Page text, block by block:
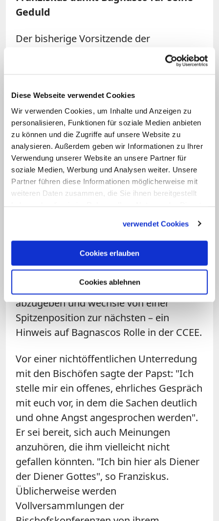
Diese Webseite verwendet Cookies
Wir verwenden Cookies, um Inhalte und Anzeigen zu
personalisieren, Funktionen für soziale Medien anbieten
zu können und die Zugriffe auf unsere Website zu
analysieren. Außerdem geben wir Informationen zu Ihrer
Verwendung unserer Website an unsere Partner für
soziale Medien, Werbung und Analysen weiter. Unsere
Partner führen diese Informationen möglicherweise mit
weiteren Daten zusammen, die Sie ihnen bereitgestellt
verwendet Cookies
Cookies erlauben
Cookies ablehnen
Geduld
Der bisherige Vorsitzende der
italienischen Bischöfe, Kardinal Angelo
Bagnasco (74) aus Genua, gibt nach zehn
Präsident des Rates der europäischen
Bischofskonferenzen (CCEE). Papst
Franziskus danke Bagnasco persönlich
für seinen Dienst. "Danke für die Geduld.
Mit diesem Papst zu arbeiten, ist nicht
einfach", sagte er mit Selbstironie am
Montag bei derEröffnung der
Bischofsversammlung . Franziskus hielt
Mitbrüdern im Vatikan frei. Sein
Verhältnis zu Bagnasco bezeichnete der
Papst als "schöne Freundschaft".
Scherzend fügte er hinzu, der Erzbischof
sei wohl nicht gewohnt, Vorsitze
abzugeben und wechsle von einer
Spitzenposition zur nächsten – ein
Hinweis auf Bagnascos Rolle in der CCEE.
Vor einer nichtöffentlichen Unterredung
mit den Bischöfen sagte der Papst: "Ich
stelle mir ein offenes, ehrliches Gespräch
mit euch vor, in dem die Sachen deutlich
und ohne Angst angesprochen werden".
Er sei bereit, sich auch Meinungen
anzuhören, die ihm vielleicht nicht
gefallen könnten. "Ich bin hier als Diener
der Diener Gottes", so Franziskus.
Üblicherweise werden
Vollversammlungen der